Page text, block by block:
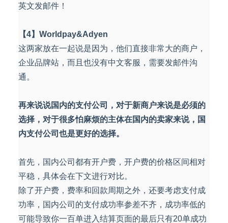
英文发邮件！
【4】Worldpay&Adyen
这两家放在一起说是因为，他们直接非常大的商户，
企业品牌站，而且也没有中文客服，需要发邮件沟
通。
再来说说国内的支付公司，对于新商户来说是必须的
选择，对于很多怕麻烦的主体在国内的卖家来说，国
内支付公司也是更好的选择。
首先，国内公司都有开户费，开户费的价格区间相对
平稳，具体会在下文进行对比。
除了开户费，费率和回款周期之外，还要考虑支付成
功率，国内公司的支付成功率参差不齐，成功率低的
可能导致你一百单进入结算页面的最后只有20单成功